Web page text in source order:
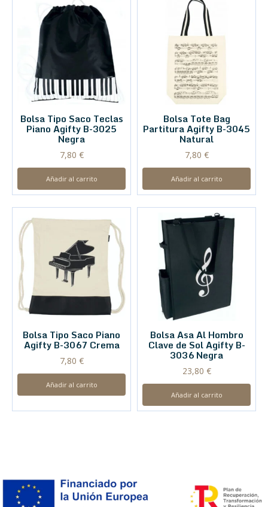
Bolsa Tipo Saco Teclas
Piano Agifty B-3025
Negra
7,80 €
Añadir al carrito
Bolsa Tote Bag
Partitura Agifty B-3045
Natural
7,80 €
Añadir al carrito
Bolsa Tipo Saco Piano
Agifty B-3067 Crema
7,80 €
Añadir al carrito
Bolsa Asa Al Hombro
Clave de Sol Agifty B-
3036 Negra
23,80 €
Añadir al carrito